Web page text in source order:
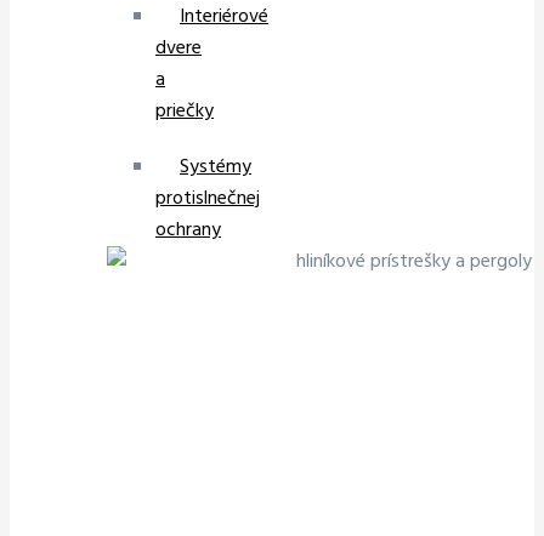
Interiérové
dvere
a
priečky
Systémy
protislnečnej
ochrany